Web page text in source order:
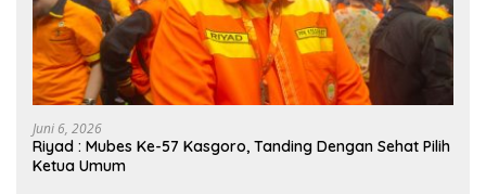
Juni 6, 2026
Riyad : Mubes Ke-57 Kasgoro, Tanding Dengan Sehat Pilih
Ketua Umum